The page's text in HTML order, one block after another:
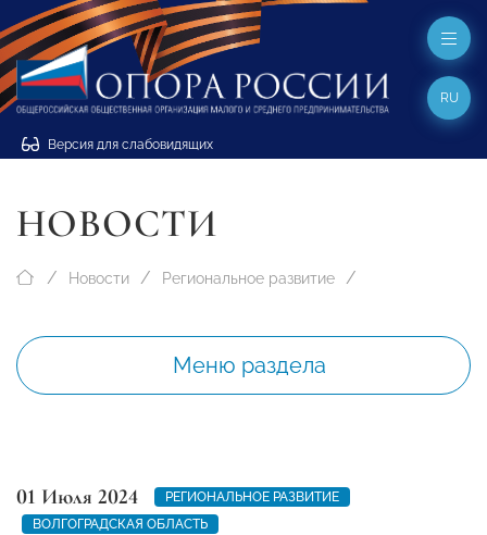
Версия для слабовидящих
RU
НОВОСТИ
Новости Региональное развитие
Меню раздела
01 Июля 2024
РЕГИОНАЛЬНОЕ РАЗВИТИЕ
ВОЛГОГРАДСКАЯ ОБЛАСТЬ